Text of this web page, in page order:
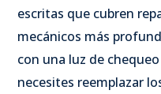
escritas que cubren
mecánicos más
con una luz de
necesites reemplazar